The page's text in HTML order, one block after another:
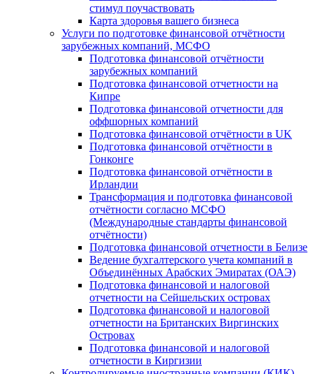
стимул поучаствовать
Карта здоровья вашего бизнеса
Услуги по подготовке финансовой отчётности
зарубежных компаний, МСФО
Подготовка финансовой отчётности
зарубежных компаний
Подготовка финансовой отчетности на
Кипре
Подготовка финансовой отчетности для
оффшорных компаний
Подготовка финансовой отчётности в UK
Подготовка финансовой отчётности в
Гонконге
Подготовка финансовой отчётности в
Ирландии
Трансформация и подготовка финансовой
отчётности согласно МСФО
(Международные стандарты финансовой
отчётности)
Подготовка финансовой отчетности в Белизе
Ведение бухгалтерского учета компаний в
Объединённых Арабских Эмиратах (ОАЭ)
Подготовка финансовой и налоговой
отчетности на Сейшельских островах
Подготовка финансовой и налоговой
отчетности на Британских Виргинских
Островах
Подготовка финансовой и налоговой
отчетности в Киргизии